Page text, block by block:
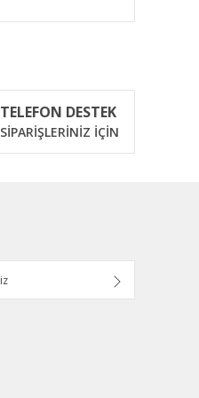
TELEFON DESTEK
SİPARİŞLERİNİZ İÇİN